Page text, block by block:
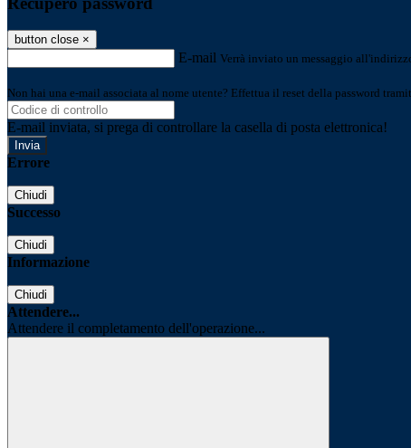
button close ×
E-mail Verrà inviato un messaggio
Non hai una e-mail associata al nome utente? Effettua il reset della password
E-mail inviata, si prega di controllare la casella di posta elettronica!
Errore
Chiudi
Successo
Chiudi
Informazione
Chiudi
Attendere...
Attendere il completamento dell'operazione...